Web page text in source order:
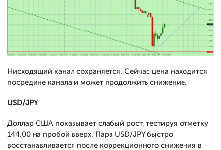
Нисходящий канал сохраняется. Сейчас цена находится
посредине канала и может продолжить снижение.
USD/JPY
Доллар США показывает слабый рост, тестируя отметку
144.00 на пробой вверх. Пара USD/JPY быстро
восстанавливается после коррекционного снижения в